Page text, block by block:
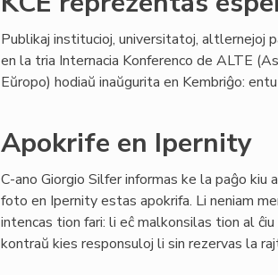
Publikaj institucioj, universitatoj, altlernejoj
en la tria Internacia Konferenco de ALTE
Eŭropo) hodiaŭ inaŭgurita en Kembriĝo:
Apokrife en Ipernity
C-ano Giorgio Silfer informas ke la paĝo kiu
foto en Ipernity estas apokrifa. Li neniam
intencas tion fari: li eĉ malkonsilas tion al
kontraŭ kies responsuloj li sin rezervas la